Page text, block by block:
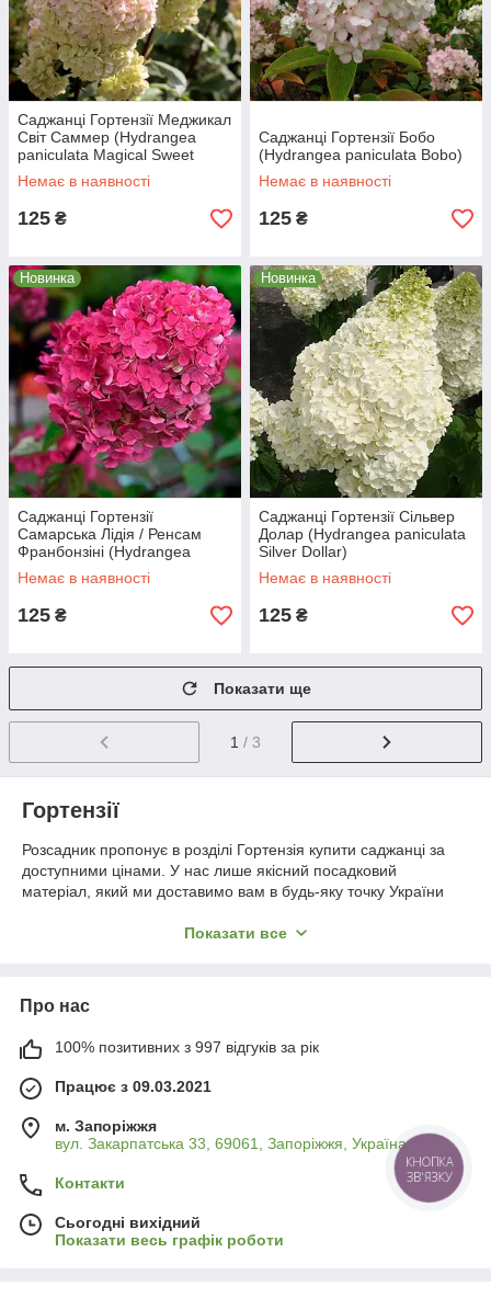
Саджанці Гортензії Меджикал
Світ Саммер (Hydrangea
paniculata Magical Sweet
Summer)
Немає в наявності
125 ₴
Саджанці Гортензії Бобо
(Hydrangea paniculata Bobo)
Немає в наявності
125 ₴
Новинка
Саджанці Гортензії
Самарська Лідія / Ренсам
Франбонзіні (Hydrangea
paniculata Samarskya Lydia
Немає в наявності
125 ₴
Новинка
Саджанці Гортензії Сільвер
Долар (Hydrangea paniculata
Silver Dollar)
Немає в наявності
125 ₴
Показати ще
1 / 3
Гортензії
Розсадник пропонує в розділі Гортензія купити саджанці за
доступними цінами. У нас лише якісний посадковий
матеріал, який ми доставимо вам в будь-яку точку України
Гортензія - рослина із сімейства Гортензієві, куди входить
випромінюють аромат, але виглядають дуже красиво. Таку
росте безліч інших рослин. Однозначно варто посадити
вирощування особливих турбот не завдасть.
Вибір місця для посадки
Під саджанці садової гортензії бажано вибрати таке місце, в
якому вони будуть відмінно рости і розвиватися. Перша
вимога – достатня кількість світла. Гортензія любить
природне освітлення, причому це стосується будь-яких сортів
Показати все
Про нас
100% позитивних з 997 відгуків за рік
Працює з 09.03.2021
м. Запоріжжя
вул. Закарпатська 33, 69061, Запоріжжя, Україна
Контакти
Сьогодні вихідний
Показати весь графік роботи
КНОПКА
ЗВ'ЯЗКУ